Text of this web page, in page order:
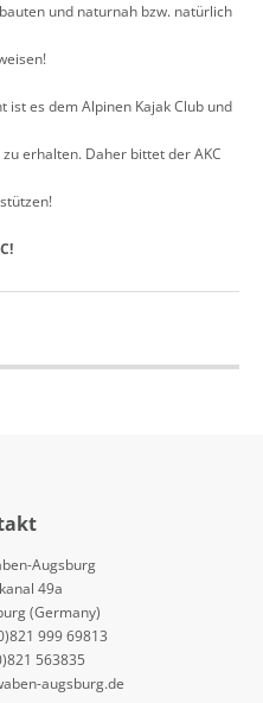
und naturnah bzw. natürlich
ist es dem Alpinen Kajak Club und
erhalten. Daher bittet der AKC
Augsburg
49a
(Germany)
999 69813
563835
augsburg.de